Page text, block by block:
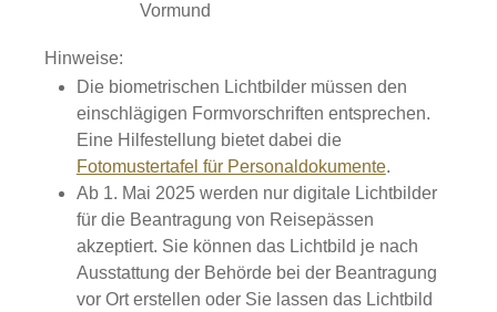
Vormund
Hinweise:
Die biometrischen Lichtbilder müssen den
einschlägigen Formvorschriften entsprechen.
Eine Hilfestellung bietet dabei die
Fotomustertafel für Personaldokumente.
Ab 1. Mai 2025 werden nur digitale Lichtbilder
für die Beantragung von Reisepässen
akzeptiert. Sie können das Lichtbild je nach
Ausstattung der Behörde bei der Beantragung
vor Ort erstellen oder Sie lassen das Lichtbild